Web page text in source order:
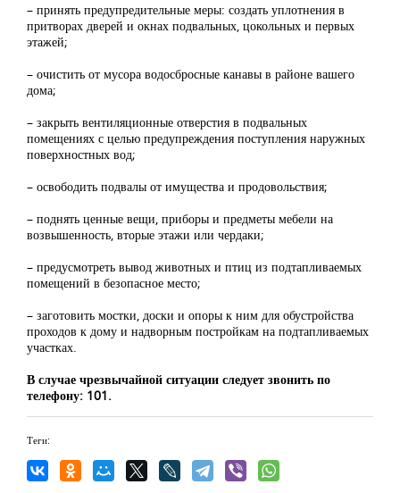
– принять предупредительные меры: создать уплотнения в
притворах дверей и окнах подвальных, цокольных и первых
этажей;
– очистить от мусора водосбросные канавы в районе вашего
дома;
– закрыть вентиляционные отверстия в подвальных
помещениях с целью предупреждения поступления наружных
поверхностных вод;
– освободить подвалы от имущества и продовольствия;
– поднять ценные вещи, приборы и предметы мебели на
возвышенность, вторые этажи или чердаки;
– предусмотреть вывод животных и птиц из подтапливаемых
помещений в безопасное место;
– заготовить мостки, доски и опоры к ним для обустройства
проходов к дому и надворным постройкам на подтапливаемых
участках.
В случае чрезвычайной ситуации следует звонить по
телефону: 101.
Теги: